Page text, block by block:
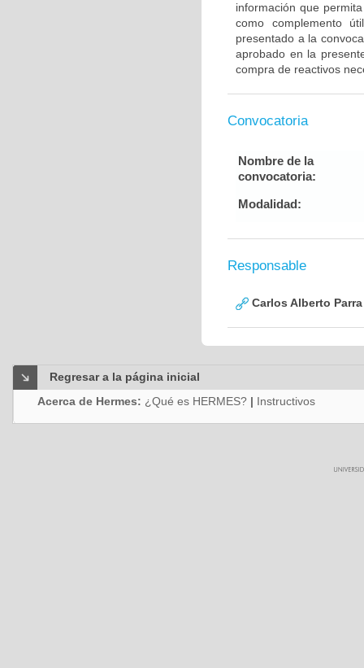
información que
como complemento
presentado a la
aprobado en la
compra de reactivos
Convocatoria
Nombre de la
convocatoria:
Modalidad:
Responsable
Carlos Alberto
Regresar a la página inicial
Acerca de Hermes: ¿Qué es HERMES? | Instructivos